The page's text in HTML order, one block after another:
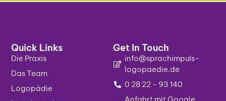
Quick Links
Die Pra­xis
Das Team
Logo­pä­die
Get In Touch
info@sprachimpuls-
logopaedie.de
0 28 22 - 93 140
Anfahrt mit Google